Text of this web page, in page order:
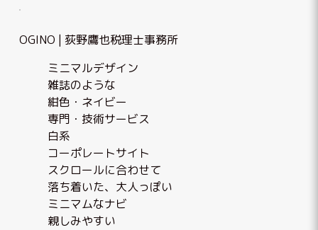
OGINO | 荻野鷹也税理士事務所
ミニマルデザイン
雑誌のような
紺色・ネイビー
専門・技術サービス
白系
コーポレートサイト
スクロールに合わせて
落ち着いた、大人っぽい
ミニマムなナビ
親しみやすい